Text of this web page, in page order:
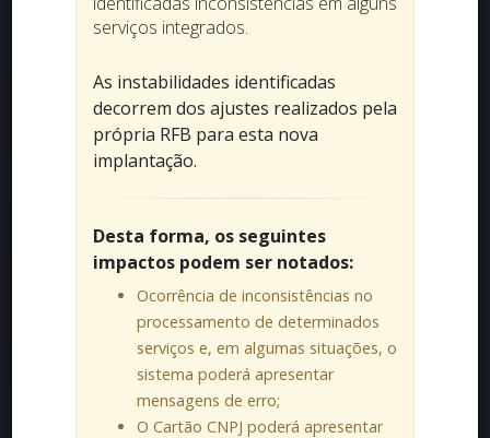
serviços integrados.
As instabilidades identificadas
decorrem dos ajustes realizados pela
própria RFB para esta nova
implantação.
Desta forma, os seguintes
impactos podem ser notados:
Ocorrência de inconsistências no
processamento de determinados
serviços e, em algumas situações, o
sistema poderá apresentar
mensagens de erro;
O Cartão CNPJ poderá apresentar